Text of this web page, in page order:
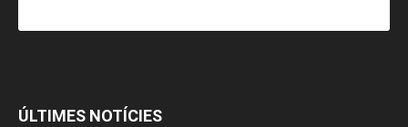
ÚLTIMES NOTÍCIES